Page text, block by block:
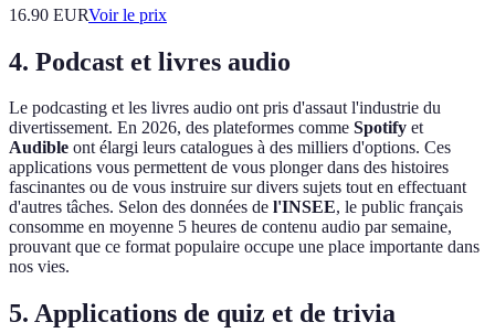
16.90 EURVoir le prix
4. Podcast et livres audio
Le podcasting et les livres audio ont pris d'assaut l'industrie du
divertissement. En 2026, des plateformes comme Spotify et
Audible ont élargi leurs catalogues à des milliers d'options. Ces
applications vous permettent de vous plonger dans des histoires
fascinantes ou de vous instruire sur divers sujets tout en effectuant
d'autres tâches. Selon des données de l'INSEE, le public français
consomme en moyenne 5 heures de contenu audio par semaine,
prouvant que ce format populaire occupe une place importante dans
nos vies.
5. Applications de quiz et de trivia